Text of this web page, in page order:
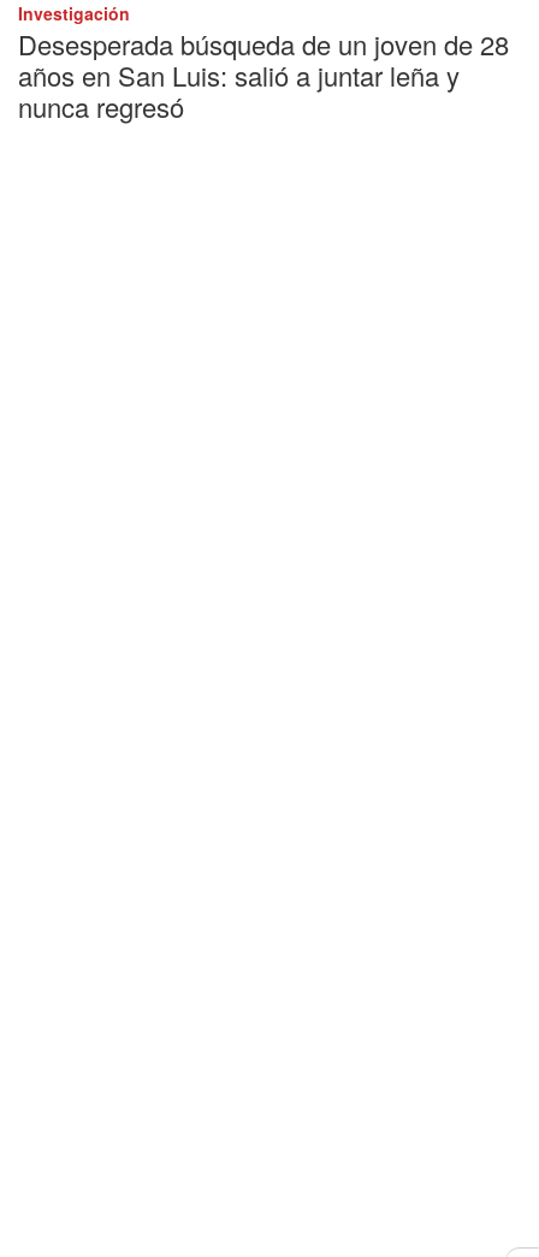
Investigación
Desesperada búsqueda de un joven de 28
años en San Luis: salió a juntar leña y
nunca regresó